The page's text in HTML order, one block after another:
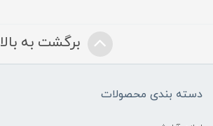
برگشت به بالا
دسته بندی محصولات